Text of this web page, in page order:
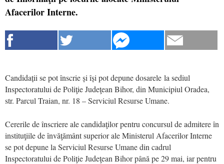
Afacerilor Interne.
Candidații se pot înscrie și își pot depune dosarele la sediul
Inspectoratului de Poliţie Judeţean Bihor, din Municipiul Oradea,
str. Parcul Traian, nr. 18 – Serviciul Resurse Umane.
Cererile de înscriere ale candidaţilor pentru concursul de admitere în
instituţiile de învăţământ superior ale Ministerul Afacerilor Interne
se pot depune la Serviciul Resurse Umane din cadrul
Inspectoratului de Poliţie Judeţean Bihor până pe 29 mai, iar pentru